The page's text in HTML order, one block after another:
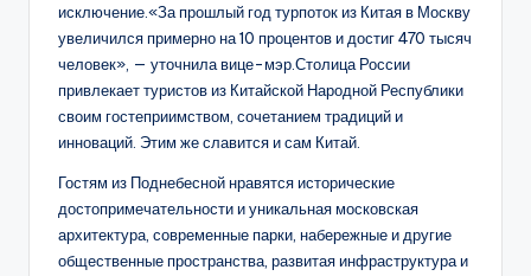
исключение.«За прошлый год турпоток из Китая в Москву
увеличился примерно на 10 процентов и достиг 470 тысяч
человек», — уточнила вице-мэр.Столица России
привлекает туристов из Китайской Народной Республики
своим гостеприимством, сочетанием традиций и
инноваций. Этим же славится и сам Китай.
Гостям из Поднебесной нравятся исторические
достопримечательности и уникальная московская
архитектура, современные парки, набережные и другие
общественные пространства, развитая инфраструктура и